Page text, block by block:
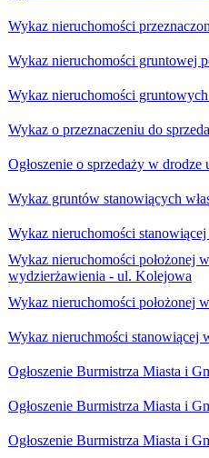
Wykaz nieruchomości
Wykaz nieruchomości gruntowej
Wykaz nieruchomości
Wykaz o przeznaczeniu do
Ogłoszenie o sprzedaży w
Wykaz gruntów stanowiących
Wykaz nieruchomości
Wykaz nieruchomości położonej
wydzierżawienia - ul. Kolejowa
Wykaz nieruchomości położonej
Wykaz nieruchmości stanowiącej
Ogłoszenie Burmistrza Miasta i
Ogłoszenie Burmistrza Miasta i
Ogłoszenie Burmistrza Miasta i